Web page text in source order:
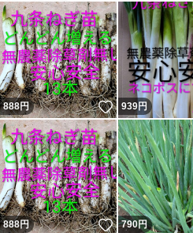
888円 いいね！
939円
888円 いいね！
790円